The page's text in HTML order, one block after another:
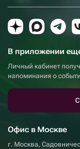
В приложении
Личный кабинет
напоминания о
Офис в Москве
г. Москва,